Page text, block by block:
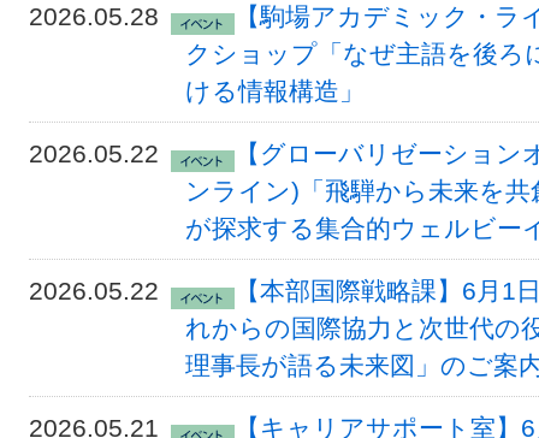
2026.05.28
【駒場アカデミック・
クショップ「なぜ主語を後ろ
ける情報構造」
2026.05.22
【グローバリゼーショ
ンライン)「飛騨から未来を
が探求する集合的ウェルビー
2026.05.22
【本部国際戦略課】6月
れからの国際協力と次世代の
理事長が語る未来図」のご案
2026.05.21 【キャリアサポート室